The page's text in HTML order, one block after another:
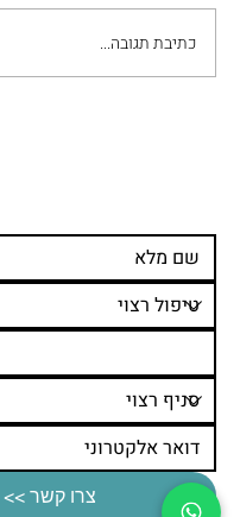
טיפולי לייזר חדשניים
בתחום האסתטיקה
כתיבת תגובה...
צרו קשר >>